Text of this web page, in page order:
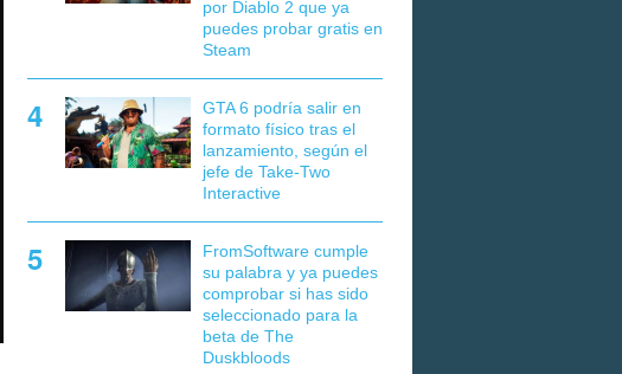
por Diablo 2 que ya
puedes probar gratis en
Steam
GTA 6 podría salir en
formato físico tras el
lanzamiento, según el
jefe de Take-Two
Interactive
FromSoftware cumple
su palabra y ya puedes
comprobar si has sido
seleccionado para la
beta de The
Duskbloods